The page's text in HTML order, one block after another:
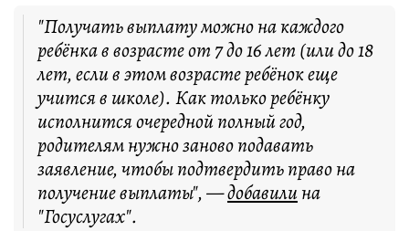
"Получать выплату можно на каждого
ребёнка в возрасте от 7 до 16 лет (или до 18
лет, если в этом возрасте ребёнок еще
учится в школе). Как только ребёнку
исполнится очередной полный год,
родителям нужно заново подавать
заявление, чтобы подтвердить право на
получение выплаты", —добавилина
"Госуслугах".